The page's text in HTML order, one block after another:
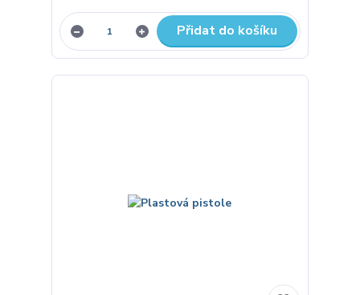
Přidat do košíku